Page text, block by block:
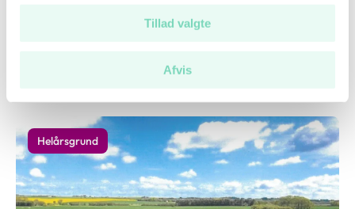
Tillad valgte
Afvis
Helårsgrund